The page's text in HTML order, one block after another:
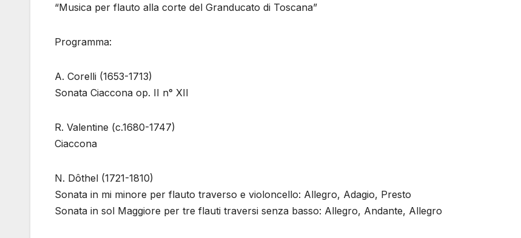
“Musica per flauto alla corte del Granducato di Toscana”
Programma:
A. Corelli (1653-1713)
Sonata Ciaccona op. II n° XII
R. Valentine (c.1680-1747)
Ciaccona
N. Dôthel (1721-1810)
Sonata in mi minore per flauto traverso e violoncello: Allegro, Adagio, Presto
Sonata in sol Maggiore per tre flauti traversi senza basso: Allegro, Andante, Allegro